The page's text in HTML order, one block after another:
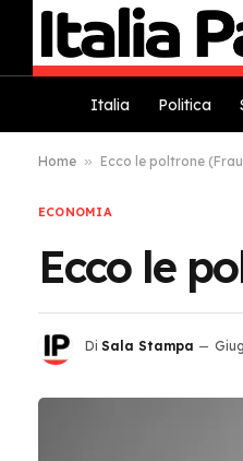
Italia Politica
Home » Ecco le poltrone
ECONOMIA
Ecco le
Di Sala Stampa